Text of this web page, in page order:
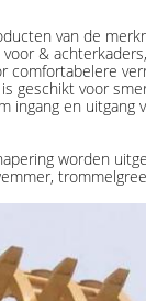
van de
&
comfortabelere
geschikt voor
en uitgang
worden